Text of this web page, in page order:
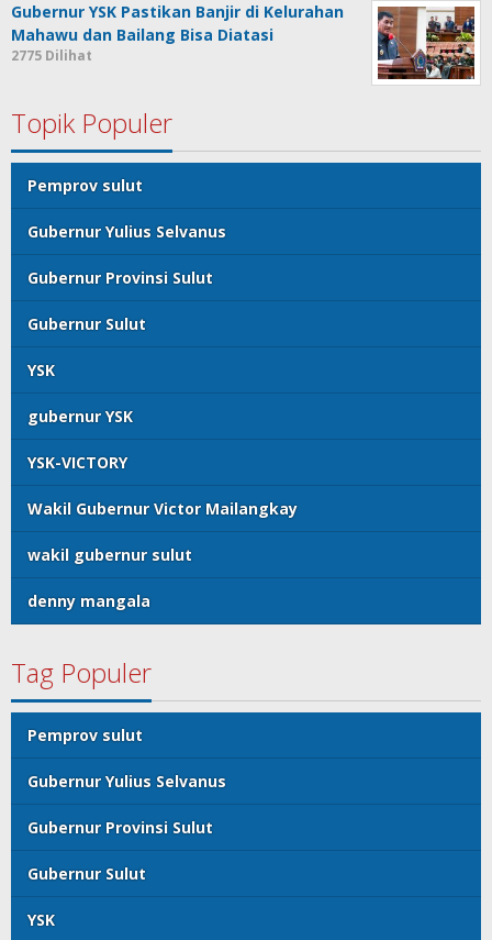
Gubernur YSK Pastikan Banjir di Kelurahan
Mahawu dan Bailang Bisa Diatasi
2775 Dilihat
Topik Populer
Pemprov sulut
Gubernur Yulius Selvanus
Gubernur Provinsi Sulut
Gubernur Sulut
YSK
gubernur YSK
YSK-VICTORY
Wakil Gubernur Victor Mailangkay
wakil gubernur sulut
denny mangala
Tag Populer
Pemprov sulut
Gubernur Yulius Selvanus
Gubernur Provinsi Sulut
Gubernur Sulut
YSK